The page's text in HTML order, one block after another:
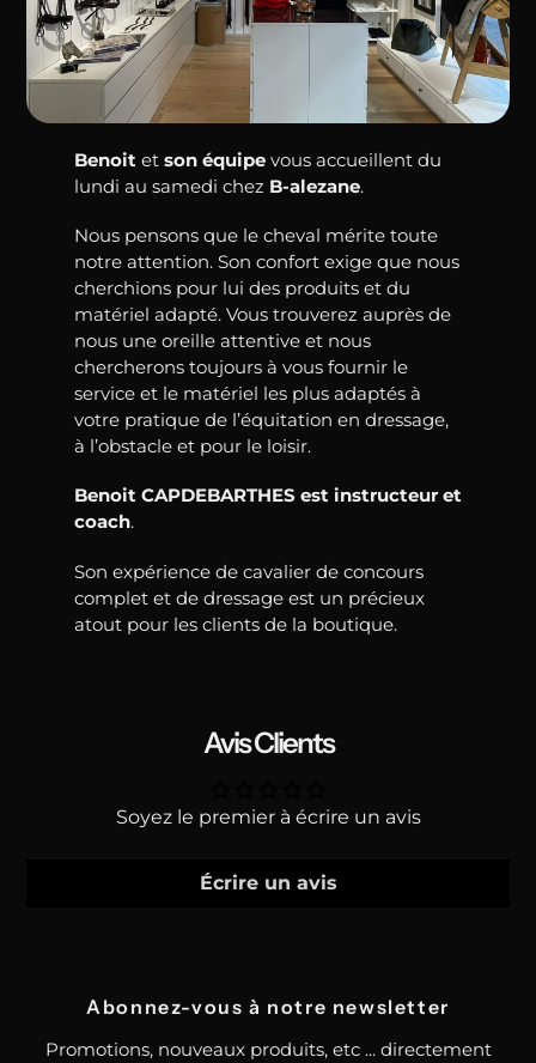
Benoit et son équipe vous accueillent du
lundi au samedi chez B-alezane.
Nous pensons que le cheval mérite toute
notre attention. Son confort exige que nous
cherchions pour lui des produits et du
matériel adapté. Vous trouverez auprès de
nous une oreille attentive et nous
chercherons toujours à vous fournir le
service et le matériel les plus adaptés à
votre pratique de l’équitation en dressage,
à l’obstacle et pour le loisir.
Benoit CAPDEBARTHES est instructeur et
coach.
Son expérience de cavalier de concours
complet et de dressage est un précieux
atout pour les clients de la boutique.
Avis Clients
Soyez le premier à écrire un avis
Écrire un avis
Abonnez-vous à notre newsletter
Promotions, nouveaux produits, etc ... directement